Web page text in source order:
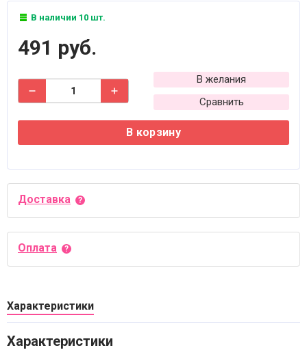
В наличии 10 шт.
491 руб.
В желания
Сравнить
В корзину
Доставка
Оплата
Характеристики
Характеристики